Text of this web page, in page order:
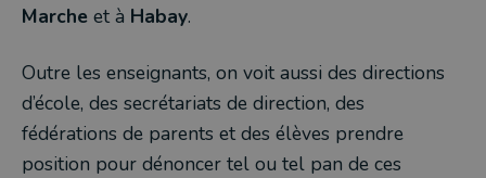
Marche et à Habay.
Outre les enseignants, on voit aussi des directions
d’école, des secrétariats de direction, des
fédérations de parents et des élèves prendre
position pour dénoncer tel ou tel pan de ces